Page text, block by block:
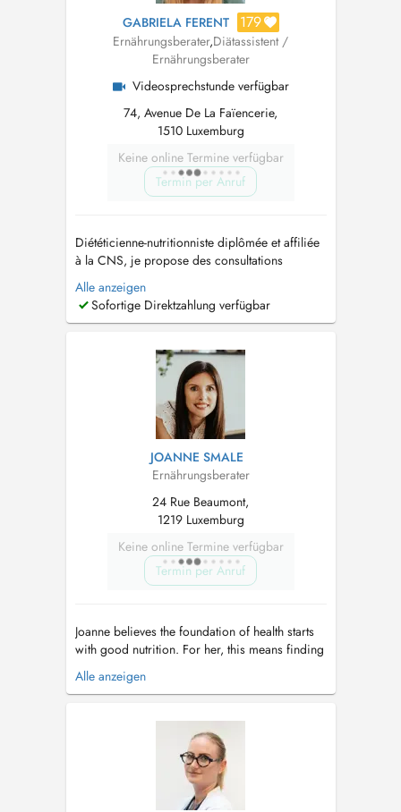
GABRIELA FERENT 179
Ernährungsberater,Diätassistent /
Ernährungsberater
Videosprechstunde verfügbar
74, Avenue De La Faïencerie,
1510 Luxemburg
Keine online Termine verfügbar
Termin per Anruf
Diététicienne-nutritionniste diplômée et affiliée
à la CNS, je propose des consultations
nutritionnelles personnalisées à Luxembourg-
Ville, Ettelbruck et Insenborn, ainsi qu'en
téléconsultation pour le suivi. Forte de plus de
tout âges, adolescents, adult...
Alle anzeigen
Sofortige Direktzahlung verfügbar
JOANNE SMALE
Ernährungsberater
24 Rue Beaumont,
1219 Luxemburg
Keine online Termine verfügbar
Termin per Anruf
Joanne believes the foundation of health starts
with good nutrition. For her, this means finding
a sustainable balance between enjoying life
and giving your body what it genuinely needs
Practitioner using a functional medicine
approach, her goal is t...
Alle anzeigen